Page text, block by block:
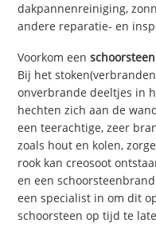
dakpannenreiniging,
andere reparatie- en
Voorkom een
Bij het
onverbrande deeltjes in
hechten zich aan de
een teerachtige, zeer
zoals hout en kolen,
rook kan creosoot
en een
een specialist in om dit
schoorsteen op tijd te